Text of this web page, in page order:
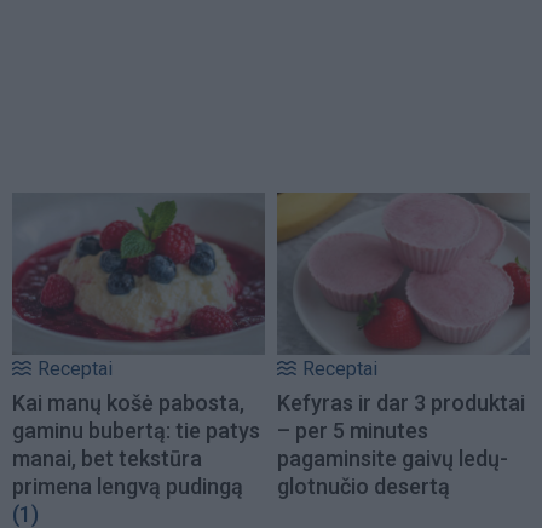
Receptai
Kai manų košė pabosta,
gaminu bubertą: tie patys
manai, bet tekstūra
primena lengvą pudingą
(1)
Receptai
Kefyras ir dar 3 produktai
– per 5 minutes
pagaminsite gaivų ledų-
glotnučio desertą